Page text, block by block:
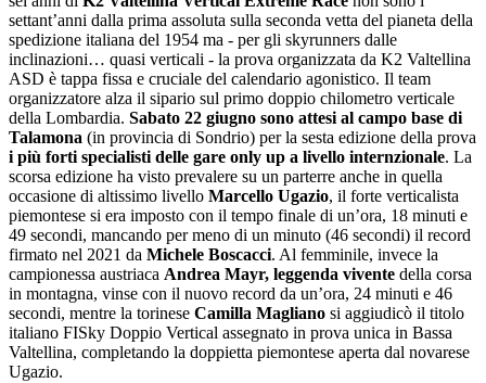
settant’anni dalla prima assoluta sulla seconda vetta del pianeta della
spedizione italiana del 1954 ma - per gli skyrunners dalle
inclinazioni… quasi verticali - la prova organizzata da K2 Valtellina
ASD è tappa fissa e cruciale del calendario agonistico. Il team
organizzatore alza il sipario sul primo doppio chilometro verticale
della Lombardia. Sabato 22 giugno sono attesi al campo base di
Talamona (in provincia di Sondrio) per la sesta edizione della prova
i più forti specialisti delle gare only up a livello internzionale. La
scorsa edizione ha visto prevalere su un parterre anche in quella
occasione di altissimo livello Marcello Ugazio, il forte verticalista
piemontese si era imposto con il tempo finale di un’ora, 18 minuti e
49 secondi, mancando per meno di un minuto (46 secondi) il record
firmato nel 2021 da Michele Boscacci. Al femminile, invece la
campionessa austriaca Andrea Mayr, leggenda vivente della corsa
in montagna, vinse con il nuovo record da un’ora, 24 minuti e 46
secondi, mentre la torinese Camilla Magliano si aggiudicò il titolo
italiano FISky Doppio Vertical assegnato in prova unica in Bassa
Valtellina, completando la doppietta piemontese aperta dal novarese
Ugazio.